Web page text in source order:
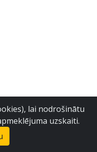
lai nodrošinātu
uzskaiti.